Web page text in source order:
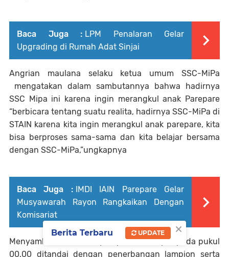
Baca Juga : LPM Penalaran Gelar
Upgrading di Rumah Adat Sinjai
Angrian maulana selaku ketua umum SSC-MiPa
mengatakan dalam sambutannya bahwa hadirnya
SSC Mipa ini karena ingin merangkul anak Parepare
“berbicara tentang suatu realita, hadirnya SSC-MiPa di
STAIN karena kita ingin merangkul anak parepare, kita
bisa berproses sama-sama dan kita belajar bersama
dengan SSC-MiPa,”ungkapnya
Baca Juga : IMDI IAIN Parepare Gelar
Musyawarah Rayon Rangkaikan Dengan
Komisariat
Menyambut dies miladiyah pertama, tepat pada pukul
00.00 ditandai dengan penerbangan lampion serta
×
Berita Terbaru UPDATE